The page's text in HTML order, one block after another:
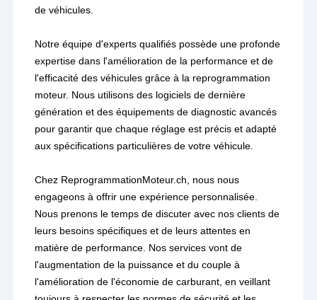
de véhicules.
Notre équipe d'experts qualifiés possède une profonde
expertise dans l'amélioration de la performance et de
l'efficacité des véhicules grâce à la reprogrammation
moteur. Nous utilisons des logiciels de dernière
génération et des équipements de diagnostic avancés
pour garantir que chaque réglage est précis et adapté
aux spécifications particulières de votre véhicule.
Chez ReprogrammationMoteur.ch, nous nous
engageons à offrir une expérience personnalisée.
Nous prenons le temps de discuter avec nos clients de
leurs besoins spécifiques et de leurs attentes en
matière de performance. Nos services vont de
l'augmentation de la puissance et du couple à
l'amélioration de l'économie de carburant, en veillant